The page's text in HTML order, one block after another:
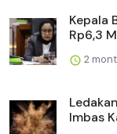
Kepala
Rp6,3
2
Imbas